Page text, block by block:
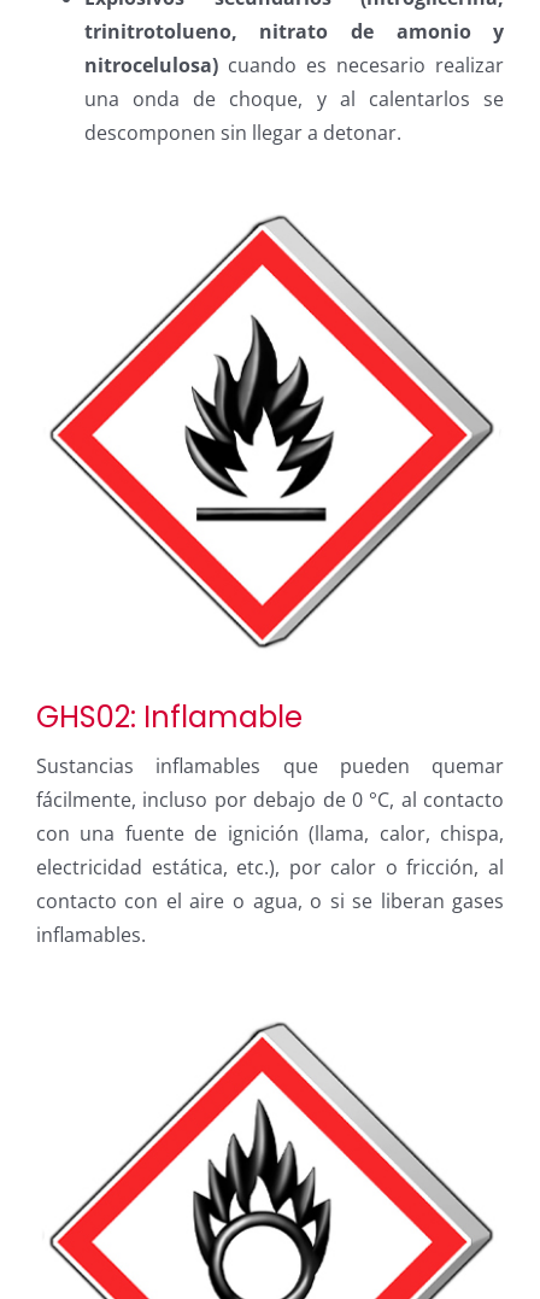
trinitrotolueno, nitrato de amonio y
nitrocelulosa)cuando es necesario realizar
una onda de choque, y al calentarlos se
descomponen sin llegar a detonar.
GHS02: Inflamable
Sustancias inflamables que pueden quemar
fácilmente, incluso por debajo de 0 °C, al contacto
con una fuente de ignición (llama, calor, chispa,
electricidad estática, etc.), por calor o fricción, al
contacto con el aire o agua, o si se liberan gases
inflamables.